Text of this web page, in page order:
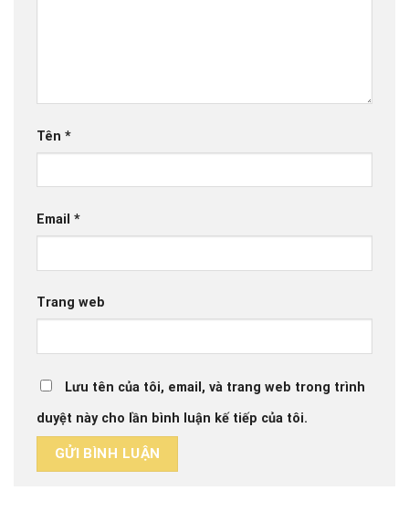
Tên *
Email *
Trang web
Lưu tên của tôi, email, và trang web trong trình
duyệt này cho lần bình luận kế tiếp của tôi.